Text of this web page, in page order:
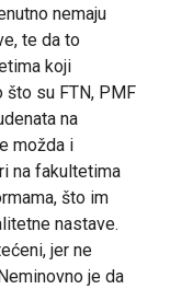
nemaju
te da to
koji
što su FTN, PMF
na
možda i
na fakultetima
što im
nastave.
jer ne
je da